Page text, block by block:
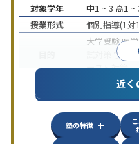
対象学年 中1 ~ 3 高1 ~
授業形式
個別指導(1対
大学受験医
学校
テスト対策
特徴
中高一貫校
オンライ
みの受講可
近く
塾の特徴